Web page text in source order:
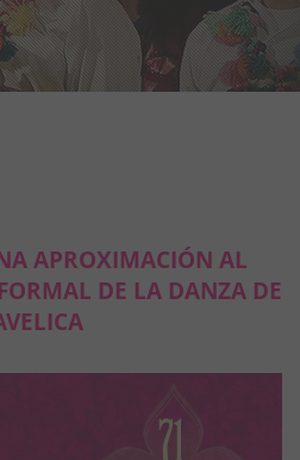
APROXIMACIÓN AL
DE LA DANZA DE